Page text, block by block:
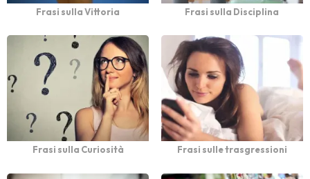
Frasi sulla Vittoria Frasi sulla Disciplina
Frasi sulla Curiosità Frasi sulle trasgressioni